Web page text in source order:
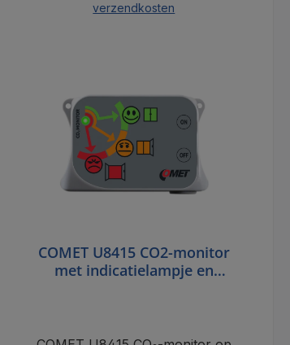
verzendkosten
COMET U8415 CO2-monitor
met indicatielampje en